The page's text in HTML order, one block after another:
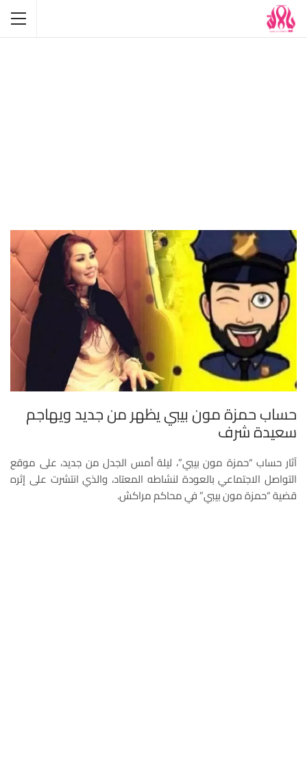
حساب حمزة مون بيبي يظهر من جديد ويهاجم
سعيدة شرف
آثار حساب “حمزة مون بيبي”، ليلة أمس الجدل من جديد، على موقع
التواصل الاجتماعي بالعودة لنشاطه المعتاد، والذي انتشرت على إثره
قضية “حمزة مون بيبي” في محاكم مراكش.